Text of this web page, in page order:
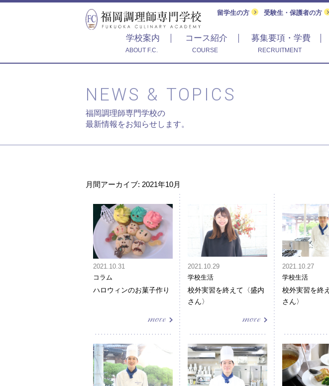
留学生の方 受験生・保護者の方
学校案内
ABOUT F.C.
コース紹介
COURSE
募集要項・学費
RECRUITMENT
NEWS & TOPICS
福岡調理師専門学校の
最新情報をお知らせします。
月間アーカイブ: 2021年10月
2021.10.31
コラム
ハロウィンのお菓子作り
2021.10.29
学校生活
校外実習を終えて〈盛内
さん〉
2021.10.27
学校生活
校外実習を終
さん〉